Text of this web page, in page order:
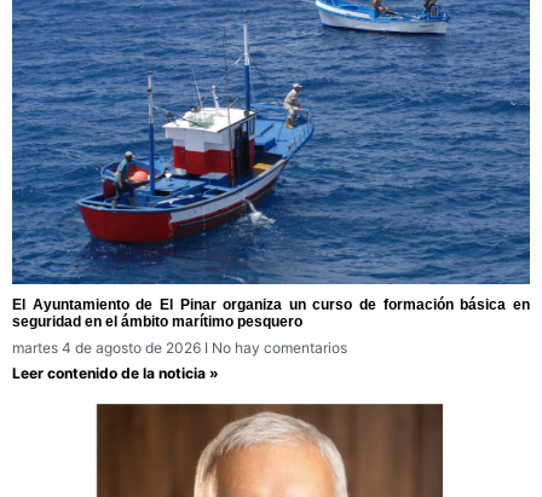
El Ayuntamiento de El Pinar organiza un curso de formación básica en
seguridad en el ámbito marítimo pesquero
martes 4 de agosto de 2026
No hay comentarios
Leer contenido de la noticia »